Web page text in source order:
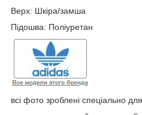
Верх: Шкіра/замша
Підошва: Поліуретан
всі фото зроблені спеціально